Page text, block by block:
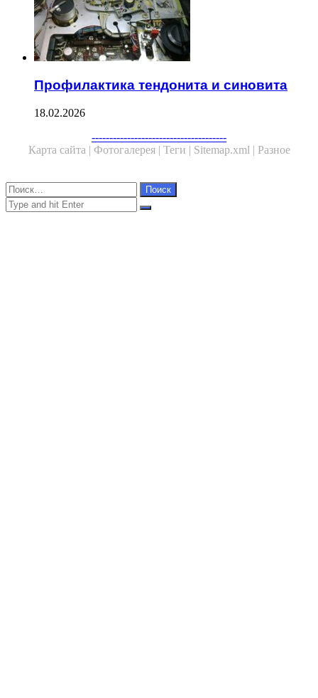
Профилактика тендонита и синовита
18.02.2026
--------------------------------------
Карта сайта | Фотогалерея | Теги | Sitemap.xml | Разное
Close
Найти:
Close
Search